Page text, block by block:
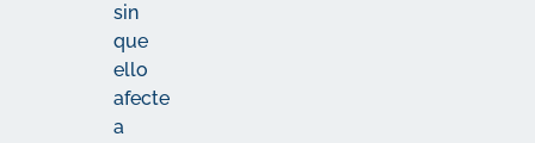
sin
que
ello
afecte
a